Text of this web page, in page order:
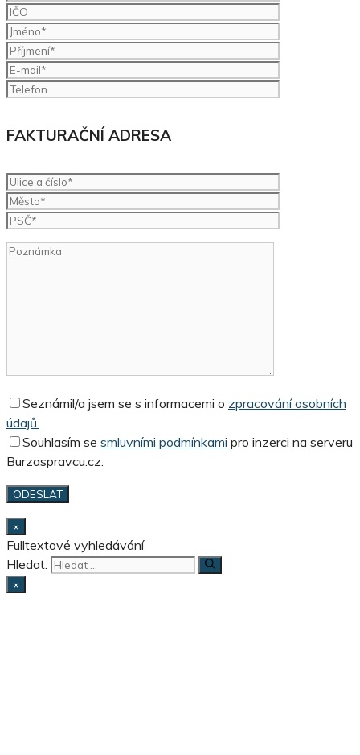
FAKTURAČNÍ ADRESA
Seznámil/a jsem se s informacemi o zpracování osobních
údajů.
Souhlasím se smluvními podmínkami pro inzerci na serveru
Burzaspravcu.cz.
×
Fulltextové vyhledávání
Hledat:
×